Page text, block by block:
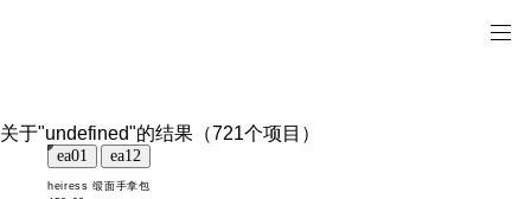
关于"undefined"的结果（721个项目）
heiress 缎面手拿包